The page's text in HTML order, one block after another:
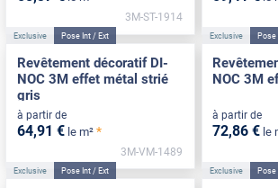
3M-ST-1914
Exclusive Pose Int / Ext
Revêtement décoratif DI-
NOC 3M effet métal strié
gris
à partir de
64,91 € le m² *
3M-VM-1489
Exclusive Pose
NOC 3M
à partir de
72,86 € le
Exclusive Pose Int / Ext Exclusive Pose